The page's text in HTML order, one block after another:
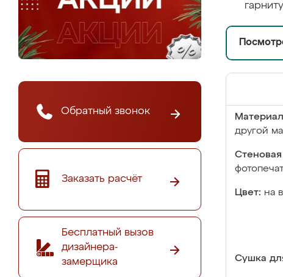
Обратный звонок
Заказать расчёт
Бесплатный вызов
дизайнера-
замерщика
другой
Цвет: на
Сушка